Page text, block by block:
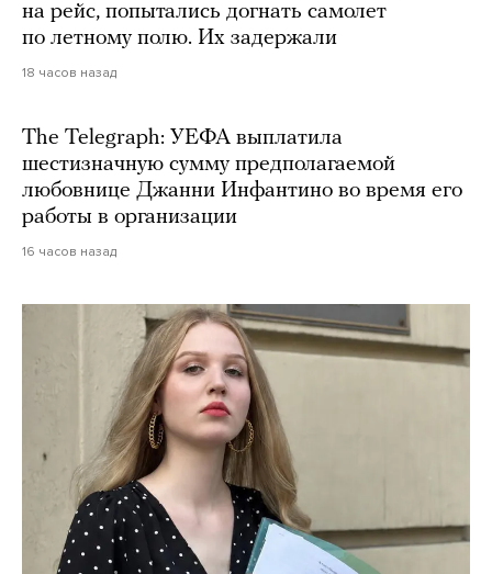
на рейс, попытались догнать самолет
по летному полю. Их задержали
18 часов назад
The Telegraph: УЕФА выплатила
шестизначную сумму предполагаемой
любовнице Джанни Инфантино во время его
работы в организации
16 часов назад